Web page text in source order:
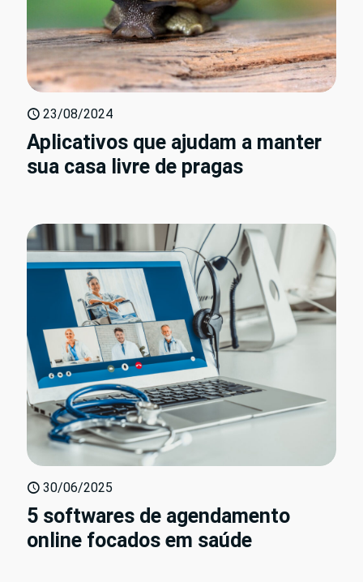
23/08/2024
Aplicativos que ajudam a manter
sua casa livre de pragas
30/06/2025
5 softwares de agendamento
online focados em saúde